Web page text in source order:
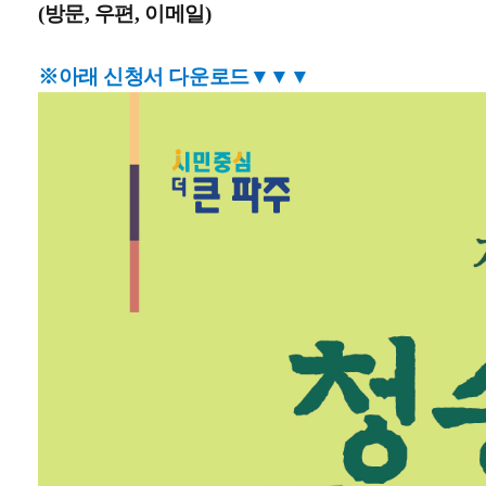
(방문, 우편, 이메일)
※아래 신청서 다운로드▼▼▼